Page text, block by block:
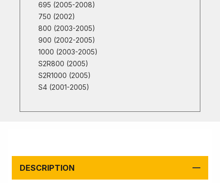
695 (2005-2008)
750 (2002)
800 (2003-2005)
900 (2002-2005)
1000 (2003-2005)
S2R800 (2005)
S2R1000 (2005)
S4 (2001-2005)
DESCRIPTION